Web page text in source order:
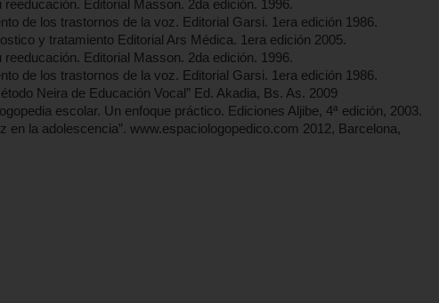
Editorial Masson. 2da edición. 1996.
de los trastornos de la voz. Editorial Garsi. 1era edición 1986.
y tratamiento Editorial Ars Médica. 1era edición 2005.
Editorial Masson. 2da edición. 1996.
de los trastornos de la voz. Editorial Garsi. 1era edición 1986.
Neira de Educación Vocal” Ed. Akadia, Bs. As. 2009
escolar. Un enfoque práctico. Ediciones Aljibe, 4ª edición, 2003.
la adolescencia”. www.espaciologopedico.com 2012, Barcelona,